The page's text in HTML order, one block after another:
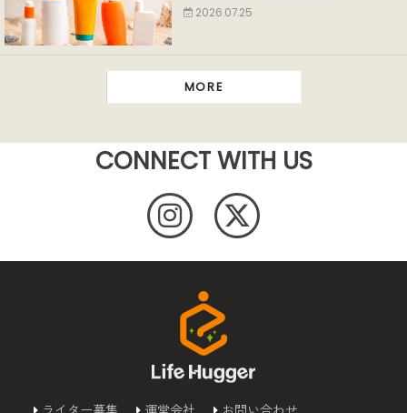
2026.07.25
MORE
CONNECT WITH US